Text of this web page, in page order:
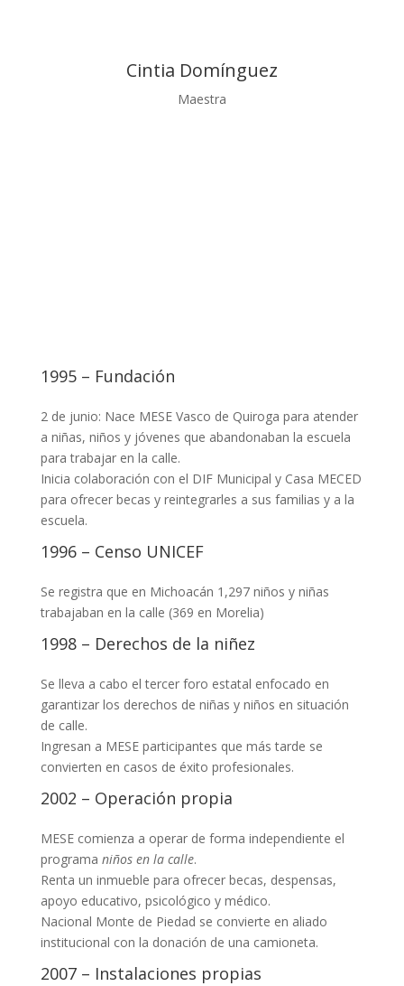
Cintia Domínguez
Maestra
1995 – Fundación
2 de junio: Nace MESE Vasco de Quiroga para atender
a niñas, niños y jóvenes que abandonaban la escuela
para trabajar en la calle.
Inicia colaboración con el DIF Municipal y Casa MECED
para ofrecer becas y reintegrarles a sus familias y a la
escuela.
1996 – Censo UNICEF
Se registra que en Michoacán 1,297 niños y niñas
trabajaban en la calle (369 en Morelia)
1998 – Derechos de la niñez
Se lleva a cabo el tercer foro estatal enfocado en
garantizar los derechos de niñas y niños en situación
de calle.
Ingresan a MESE participantes que más tarde se
convierten en casos de éxito profesionales.
2002 – Operación propia
MESE comienza a operar de forma independiente el
programa niños en la calle.
Renta un inmueble para ofrecer becas, despensas,
apoyo educativo, psicológico y médico.
Nacional Monte de Piedad se convierte en aliado
institucional con la donación de una camioneta.
2007 – Instalaciones propias